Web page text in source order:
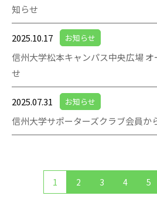
知らせ
2025.10.17 お知らせ
信州大学松本キャンパス中央広場
せ
2025.07.31 お知らせ
信州大学サポーターズクラブ会員か
1 2 3 4 5